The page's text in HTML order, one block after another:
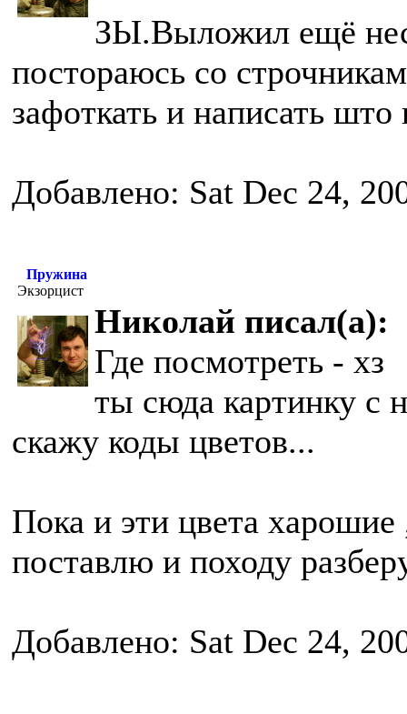
ЗЫ.Выложил ещё
постораюсь со
зафоткать и написать што
Добавлено: Sat Dec 24,
Пружина
Экзорцист
Николай писал(а):
Где посмотреть - хз
ты сюда картинку с
скажу коды цветов...
Пока и эти цвета
поставлю и походу
Добавлено: Sat Dec 24,